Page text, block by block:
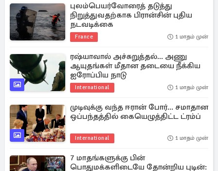
புலம்பெயர்வோரைத் தடுத்து
நிறுத்துவதற்காக பிரான்சின் புதிய
நடவடிக்கை
France 1 மாதம் முன்
ரஷ்யாவால் அச்சுறுத்தல்... அணு
ஆயுதங்கள் மீதான தடையை நீக்கிய
ஐரோப்பிய நாடு
International 1 மாதம் முன்
முடிவுக்கு வந்த ஈரான் போர்... சமாதான
ஒப்பந்தத்தில் கையெழுத்திட்ட ட்ரம்ப்
International 1 மாதம் முன்
7 மாதங்களுக்கு பின்
பொதுமக்களிடையே தோன்றிய புடின்: